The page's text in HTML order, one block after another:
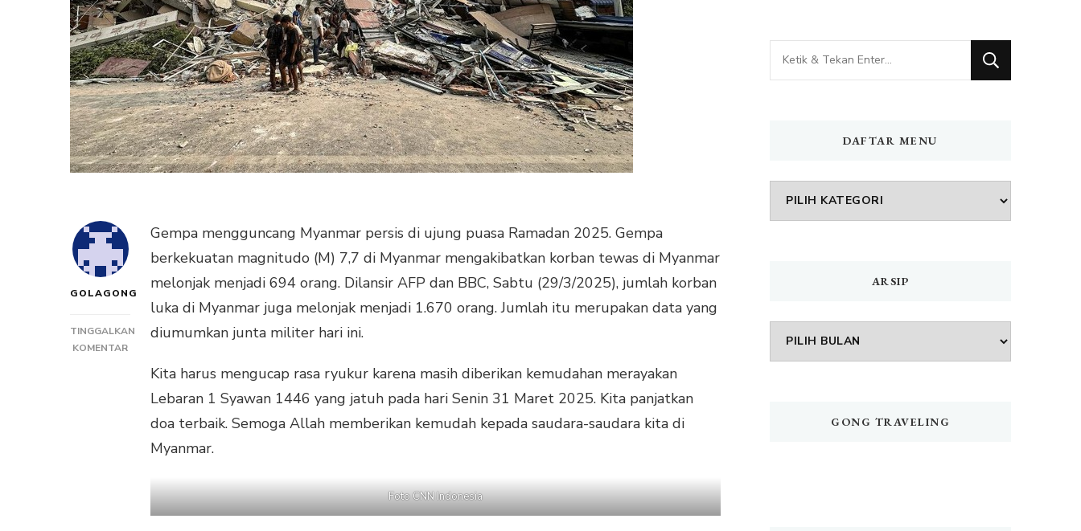
GOLAGONG
TINGGALKAN
KOMENTARPADA
RAMADAN
MYANMAR
Gempa mengguncang Myanmar persis di ujung puasa Ramadan 2025. Gempa
berkekuatan magnitudo (M) 7,7 di Myanmar mengakibatkan korban tewas di Myanmar
melonjak menjadi 694 orang. Dilansir AFP dan BBC, Sabtu (29/3/2025), jumlah korban
luka di Myanmar juga melonjak menjadi 1.670 orang. Jumlah itu merupakan data yang
diumumkan junta militer hari ini.
Kita harus mengucap rasa ryukur karena masih diberikan kemudahan merayakan
Lebaran 1 Syawan 1446 yang jatuh pada hari Senin 31 Maret 2025. Kita panjatkan
doa terbaik. Semoga Allah memberikan kemudah kepada saudara-saudara kita di
Myanmar.
Foto CNN Indonesia
Mencari
Sesuatu?
DAFTAR MENU
DAFTAR
MENU
ARSIP
Arsip
GONG TRAVELING